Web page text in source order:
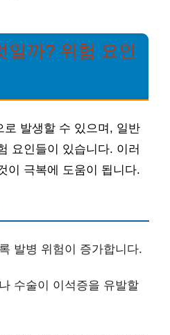
일까? 위험 요인
로 발생할 수 있으며, 일반
요인들이 있습니다. 이러
이 극복에 도움이 됩니다.
발병 위험이 증가합니다.
수술이 이석증을 유발할